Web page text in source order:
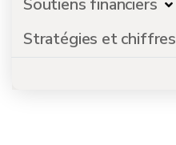
Soutiens financiers
Stratégies et chiffres